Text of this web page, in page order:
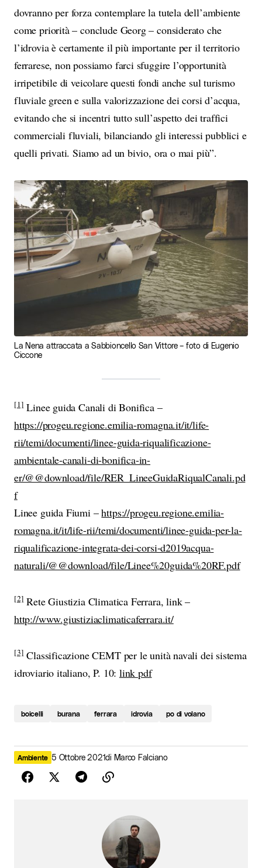
dovranno per forza contemplare la tutela dell’ambiente
come priorità – conclude Georg – considerato che
l’idrovia è certamente il più importante per il territorio
ferrarese, non possiamo farci sfuggire l’opportunità
irripetibile di veicolare questi fondi anche sul turismo
fluviale green e sulla valorizzazione dei corsi d’acqua,
evitando che si incentri tutto sull’aspetto dei traffici
commerciali fluviali, bilanciando gli interessi pubblici e
quelli privati. Siamo ad un bivio, ora o mai più”.
La Nena attraccata a Sabbioncello San Vittore – foto di Eugenio
Ciccone
[1]Linee guida Canali di Bonifica –
https://progeu.regione.emilia-romagna.it/it/life-
rii/temi/documenti/linee-guida-riqualificazione-
ambientale-canali-di-bonifica-in-
er/@@download/file/RER_LineeGuidaRiqualCanali.pd
f
Linee guida Fiumi –https://progeu.regione.emilia-
romagna.it/it/life-rii/temi/documenti/linee-guida-per-la-
riqualificazione-integrata-dei-corsi-d2019acqua-
naturali/@@download/file/Linee%20guida%20RF.pdf
[2]Rete Giustizia Climatica Ferrara, link –
http://www.giustiziaclimaticaferrara.it/
[3]Classificazione CEMT per le unità navali dei sistema
idroviario italiano, P. 10: link pdf
boicelli burana ferrara idrovia po di volano
Ambiente 5 Ottobre 2021di Marco Falciano